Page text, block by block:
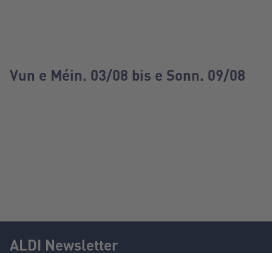
Vun e Méin. 03/08 bis e Sonn. 09/08
ALDI Newsletter